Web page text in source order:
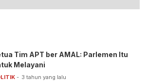
Tim APT ber AMAL: Parlemen Itu
Melayani
3 tahun yang lalu